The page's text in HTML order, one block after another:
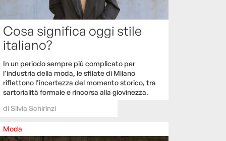
Cosa significa oggi stile
italiano?
In un periodo sempre più complicato per
l’industria della moda, le sfilate di Milano
riflettono l’incertezza del momento storico, tra
sartorialità formale e rincorsa alla giovinezza.
diSilvia Schirinzi
Moda